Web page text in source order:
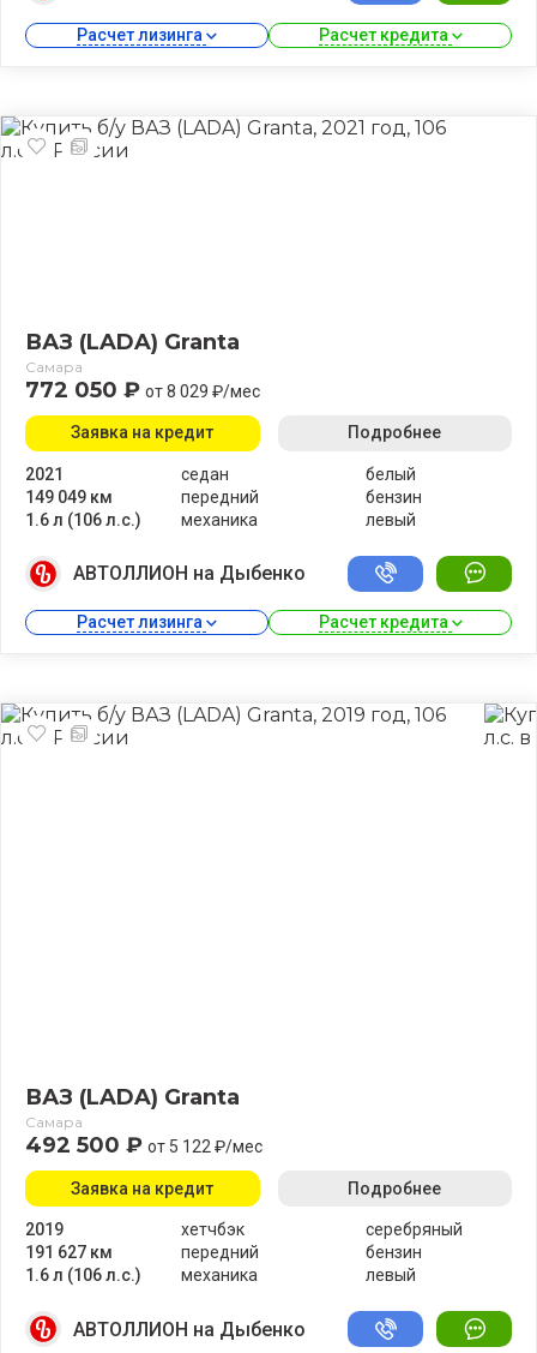
Расчет лизинга Расчет кредита
ВАЗ (LADA) Granta
Самара
772 050 ₽ от 8 029 ₽/мес
2021
149 049 км
1.6 л (106 л.с.)
седан
передний
механика
белый
бензин
левый
Заявка на кредит Подробнее
АВТОЛЛИОН на Дыбенко
Расчет лизинга Расчет кредита
ВАЗ (LADA) Granta
Самара
492 500 ₽ от 5 122 ₽/мес
2019
191 627 км
1.6 л (106 л.с.)
хетчбэк
передний
механика
серебряный
бензин
левый
Заявка на кредит Подробнее
АВТОЛЛИОН на Дыбенко